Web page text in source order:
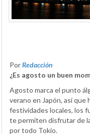
PorRedacción
¿Es agosto un buen
Agosto marca el punto
verano en Japón, así que
festividades locales, los
te permiten disfrutar de
por todo Tokio.